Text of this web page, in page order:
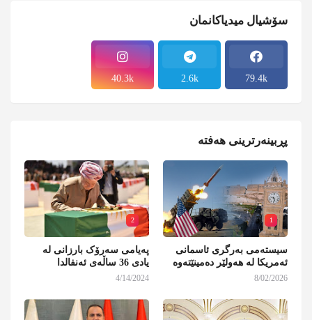
سۆشیال میدیاکانمان
79.4k
2.6k
40.3k
پڕبینەرترینی هەفتە
1
سیستەمی بەرگری ئاسمانی
ئەمریکا لە هەولێر دەمینێتەوە
8/02/2026
2
پەیامی سەرۆک بارزانی لە
یادی 36 ساڵەی ئەنفالدا
4/14/2024